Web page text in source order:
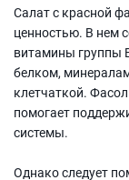
Салат с красной
ценностью. В нем
витамины группы
белком,
клетчаткой.
помогает
системы.
Однако следует